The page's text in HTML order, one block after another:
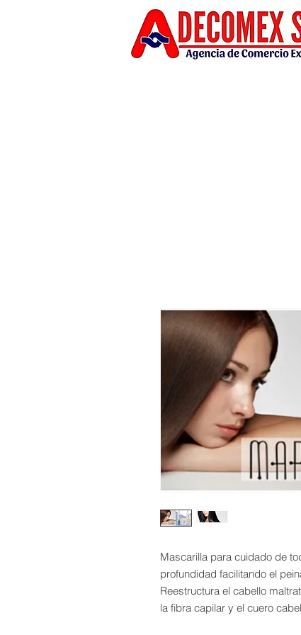
Mascarilla para cuidado de
profundidad facilitando el
Reestructura el cabello
la fibra capilar y el cuero